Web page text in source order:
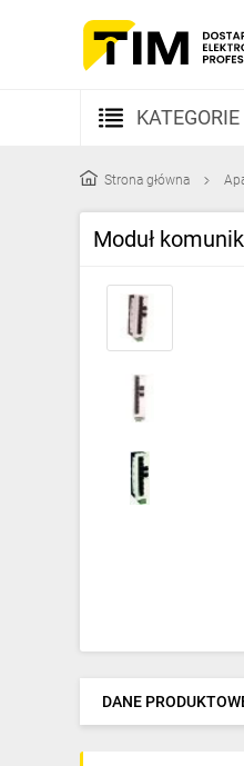
KATEGORIE
Kable i przewody
Elementy prowadzenia
Fotowoltaika
Gniazda i łączniki
Oprawy oświetleniowe
Ogrzewanie
Elektronarzędzia i
Strona główna
Moduł
DANE